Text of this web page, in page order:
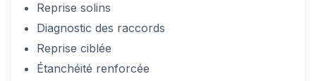
Reprise solins
Diagnostic des raccords
Reprise ciblée
Étanchéité renforcée